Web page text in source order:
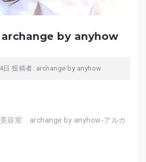
by anyhow
日 投稿者: archange by anyhow
容室 archange by anyhow-アルカ